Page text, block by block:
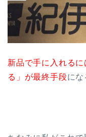
新品で手に入れる
る」が最終手段にな